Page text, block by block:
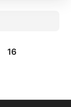
16